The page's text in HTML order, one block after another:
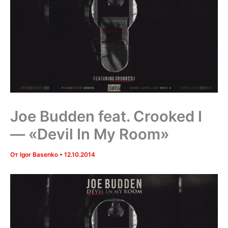
Joe Budden feat. Crooked I
— «Devil In My Room»
От Igor Basenko • 12.10.2014